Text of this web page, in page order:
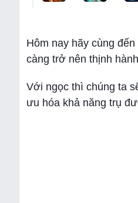
Hôm nay hãy cùng
càng trở nên thịnh
Với ngọc thì chúng ta
ưu hóa khả năng trụ